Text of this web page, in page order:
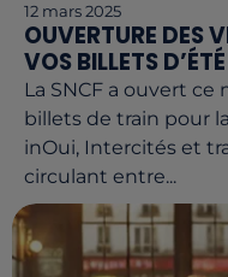
12 mars 2025
OUVERTURE DES
VOS BILLETS
La SNCF a ouvert
billets de train pour
inOui, Intercités et
circulant entre...